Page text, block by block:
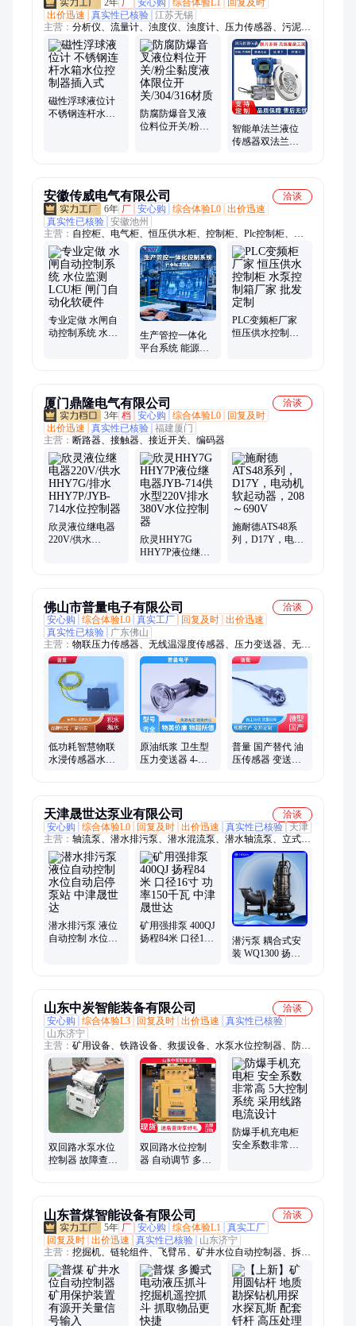
出价迅速
真实性已核验 江苏无锡
主营： 分析仪、流量计、浊度仪、浊度计、压力传感器、污泥界
面仪、单法兰液位计、河水检测设备、磁翻板液位计、污泥厚度
检测仪、污水水质检测仪
磁性浮球液位计
不锈钢连杆水箱
防腐防爆音叉液
位料位开关/粉尘
智能单法兰液位
传感器双法兰液
安徽传威电气有限公司
洽谈
6年 厂 安心购 综合体验L0 出价迅速
真实性已核验 安徽池州
主营： 自控柜、电气柜、恒压供水柜、控制柜、Plc控制柜、
LCU控制柜、ACU控制柜、水泵控制柜、闸门PLC控制柜、自动
化控制系统、电机控制、ABB变频控制柜、软起柜、抽屉柜、动
力柜、变频柜、变频器、水泵变频柜
专业定做 水闸自
动控制系统 水位
生产管控一体化
平台系统 能源数
PLC变频柜厂家
恒压供水控制柜
厦门鼎隆电气有限公司
洽谈
3年 档 安心购 综合体验L0
回复及时
出价迅速
真实性已核验 福建厦门
主营： 断路器、接触器、接近开关、编码器
欣灵液位继电器
220V/供水
欣灵HHY7G
HHY7P液位继电
施耐德ATS48系
列，D17Y，电动
佛山市普量电子有限公司
洽谈
安心购
综合体验L0 真实工厂 回复及时 出价迅速
真实性已核验
广东佛山
主营： 物联压力传感器、无线温湿度传感器、压力变送器、无线
水位传感器、无线压力传感器、液位变送器、物联温度传感器、
磁致伸缩水准仪
低功耗智慧物联
水浸传感器水位
原油纸浆 卫生型
压力变送器 4-
普量 国产替代 油
压传感器 变送器
天津晟世达泵业有限公司
洽谈
安心购
综合体验L0 回复及时 出价迅速 真实性已核验
天津
主营： 轴流泵、潜水排污泵、潜水混流泵、潜水轴流泵、立式轴
流泵、井用潜水泵、浮筒潜水泵、卧式潜水泵、斜拉式潜水泵
潜水排污泵 液位
自动控制 水位自
矿用强排泵 400QJ
扬程84米 口径16
潜污泵 耦合式安
装 WQ1300 扬程8
山东中炭智能装备有限公司
洽谈
安心购
综合体验L3 回复及时 出价迅速
真实性已核验
山东济宁
主营： 矿用设备、铁路设备、救援设备、水泵水位控制器、防爆
电器、仪器仪表、路面机械、工程机械、智能制造
双回路水泵水位
控制器 故障查询
双回路水位控制
器 自动调节 多功
防爆手机充电柜
安全系数非常高 5
山东普煤智能设备有限公司
洽谈
5年 厂 安心购 综合体验L1 真实工厂
回复及时 出价迅速 真实性已核验
山东济宁
主营： 挖掘机、链轮组件、飞臂吊、矿井水位自动控制器、拆缸
机、锯齿环、伸缩臂、皮带硫化机、聚能管、临时支护装置、搬
运悬浮气垫、搬运坦克车、矿用三轮车、喷射器、船用风机、钻
头、速凝剂、钻杆、电液推杆、洗靴机、手拉葫芦、除铁器、管
道排渣器、消毒门、静电释放器、定向钻机